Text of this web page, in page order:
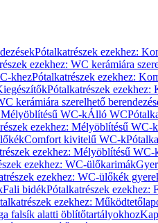
Pótalkatrészek ezekhez:
ezekhez: WC kerámiára
khezPótalkatrészek ezekhez:
Pótalkatrészek ezekhez:
kerámiára szerelhető
Mélyöblítésű WC-kÁlló WC
ezekhez: Mélyöblítésű WC-k
Comfort kivitelű WC-k
ezekhez: Mélyöblítésű
ezekhez: WC-ülőkarimák
ezekhez: WC-ülőkék
Fali bidékPótalkatrészek ezekhez:
ezekhez:
falsík alatti öblítőtartályokhoz